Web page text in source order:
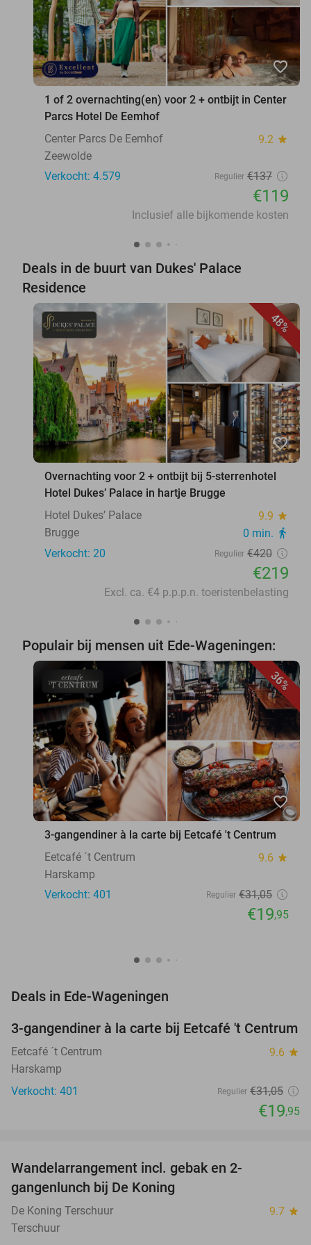
favorite_border
1 of 2 overnachting(en) voor 2 + ontbijt in Center
Parcs Hotel De Eemhof
Center Parcs De Eemhof
9.2 star
Zeewolde
Verkocht: 4.579
Regulier €137
€119
Inclusief alle bijkomende kosten
Deals in de buurt van Dukes' Palace
Residence
48%
favorite_border
Overnachting voor 2 + ontbijt bij 5-sterrenhotel
Hotel Dukes’ Palace in hartje Brugge
Hotel Dukes’ Palace
9.9 star
Brugge 0 min. directions_walk
Verkocht: 20 Regulier €420
€219
Excl. ca. €4 p.p.p.n. toeristenbelasting
Populair bij mensen uit Ede-Wageningen:
36%
favorite_border
3-gangendiner à la carte bij Eetcafé 't Centrum
Eetcafé ´t Centrum
9.6 star
Harskamp
Verkocht: 401
Regulier €31,05
€19,95
Deals in Ede-Wageningen
36%
3-gangendiner à la carte bij Eetcafé 't Centrum
Eetcafé ´t Centrum 9.6 star
Harskamp
Verkocht: 401
Regulier €31,05
€19,95
TODAY
Wandelarrangement incl. gebak en 2-
gangenlunch bij De Koning
De Koning Terschuur 9.7 star
Terschuur